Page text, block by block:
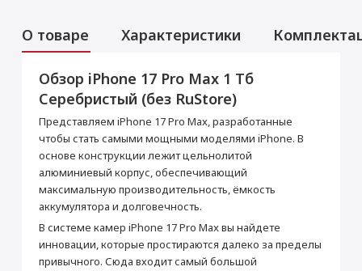
О товаре Характеристики
Обзор iPhone 17 Pro Max 1 Тб
Серебристый (без RuStore)
Представляем iPhone 17 Pro Max, разработанные
чтобы стать самыми мощными моделями iPhone. В
основе конструкции лежит цельнолитой
алюминиевый корпус, обеспечивающий
максимальную производительность, ёмкость
аккумулятора и долговечность.
В системе камер iPhone 17 Pro Max вы найдете
инновации, которые простираются далеко за пределы
привычного. Сюда входит самый большой
Данная модель могла быть ранее
активирована, что не влияет на срок
гарантийного обслуживания в нашем
магазине.
Товар является новым, не проходил
процедуру привязки к аккаунту Apple ID, не
был использован. Внешний вид товара,
функциональность и иные свойства
сохраняются.
Основные
iPhone 17 Pro Max 1
Тб Серебристый
Кабель USB-C/USB-C
Аксессуары
Услуги
Перенос данных (iPhone, iPad)
от 990 ₽
Добавить в корзину
Прошивка/восстановление/обновление ПО
iPhone, iPad, MacBook